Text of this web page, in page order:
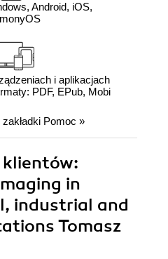
Android, iOS,
i aplikacjach
PDF, EPub, Mobi
Pomoc »
klientów:
in
industrial and
Tomasz